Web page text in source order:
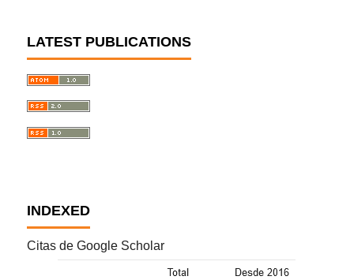
LATEST PUBLICATIONS
INDEXED
Citas de Google Scholar